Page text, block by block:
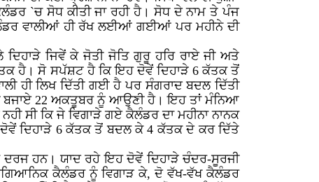
`ਚ ਸੋਧ ਕੀਤੀ ਜਾ ਰਹੀ ਹੈ। ਸੋਧ ਦੇ ਨਾਮ ਤੇ ਪੰਜ
ਕੈਲੰਡਰ ਵਾਲੀਆਂ ਹੀ ਰੱਖ ਲਈਆਂ ਗਈਆਂ ਪਰ ਮਹੀਨੇ ਦੀ
ਜਿਵੇਂ ਕੇ ਜੋਤੀ ਜੋਤਿ ਗੁਰੂ ਹਰਿ ਰਾਏ ਜੀ ਅਤੇ
ਹੈ। ਸੋ ਸਪੱਸ਼ਟ ਹੈ ਕਿ ਇਹ ਦੋਵੇਂ ਦਿਹਾੜੇ 6 ਕੱਤਕ ਤੋਂ
ਹੀ ਲਿਖ ਦਿੱਤੀ ਗਈ ਹੈ ਪਰ ਸੰਗਰਾਦ ਬਦਲ ਦਿੱਤੀ
ਬਜਾਏ 22 ਅਕਤੂਬਰ ਨੂੰ ਆਉਣੀ ਹੈ। ਇਹ ਤਾਂ ਮੰਨਿਆ
ਸੀ ਕਿ ਜੇ ਵਿਗਾੜੇ ਗਏ ਕੈਲੰਡਰ ਦਾ ਮਹੀਨਾ ਨਾਨਕ
ਦਿਹਾੜੇ 6 ਕੱਤਕ ਤੋਂ ਬਦਲ ਕੇ 4 ਕੱਤਕ ਦੇ ਕਰ ਦਿੱਤੇ
ਹਨ। ਯਾਦ ਰਹੇ ਇਹ ਦੋਵੇਂ ਦਿਹਾੜੇ ਚੰਦਰ-ਸੂਰਜੀ
ਕੈਲੰਡਰ ਨੂੰ ਵਿਗਾੜ ਕੇ, ਦੋ ਵੱਖ-ਵੱਖ ਕੈਲੰਡਰ